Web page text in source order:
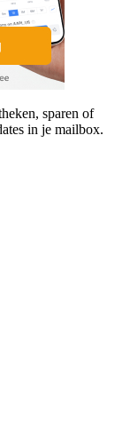
sparen of
in je mailbox.